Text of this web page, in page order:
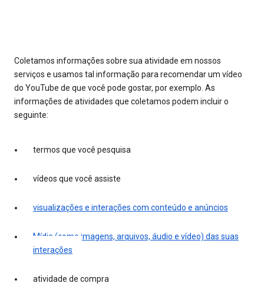
Coletamos informações sobre sua atividade em nossos
serviços e usamos tal informação para recomendar um vídeo
do YouTube de que você pode gostar, por exemplo. As
informações de atividades que coletamos podem incluir o
seguinte:
termos que você pesquisa
vídeos que você assiste
visualizações e interações com conteúdo e anúncios
Mídia (como imagens, arquivos, áudio e vídeo) das suas
interações
atividade de compra